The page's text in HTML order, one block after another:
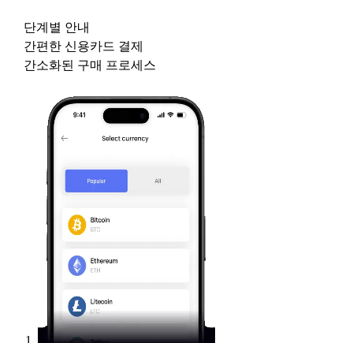
단계별 안내
간편한 신용카드 결제
간소화된 구매 프로세스